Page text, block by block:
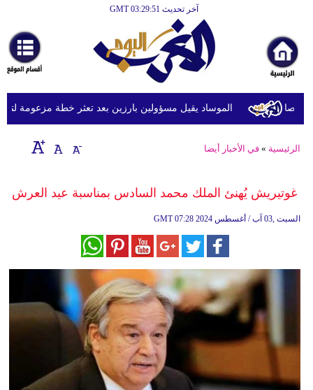
آخر تحديث GMT 03:29:51
أخبارعاجلة
رياضة
ثقافة
إقتصاد
وموسيقى
وتغذية
سياحة
وسفر
أخبار
الموساد يقيل مسؤولين بارزين بعد تعثر خطة مزعومة لتغيير
الرئيسية »في الأخبار أيضا
غوتيريش يُهنئ الملك محمد السادس بمناسبة عيد العرش
GMT 07:28 2024 السبت ,03 آب / أغسطس